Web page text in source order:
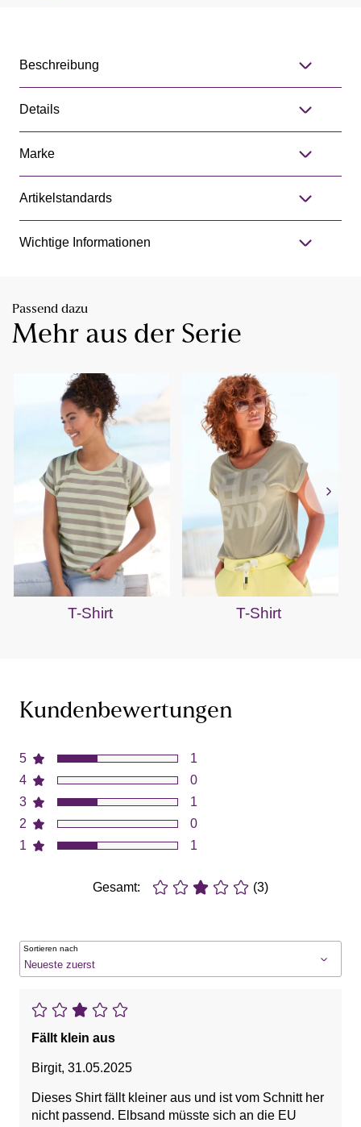
Beschreibung
Details
Marke
Artikelstandards
Wichtige Informationen
Passend dazu
Mehr aus der Serie
T-Shirt T-Shirt
Kundenbewertungen
5
4
3
2
1
1
0
1
0
1
Gesamt: (3)
Sortieren nach
Fällt klein aus
Birgit, 31.05.2025
Dieses Shirt fällt kleiner aus und ist vom Schnitt her
nicht passend. Elbsand müsste sich an die EU